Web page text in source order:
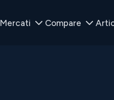
Mercati Compare